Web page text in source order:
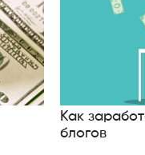
Как
блогов